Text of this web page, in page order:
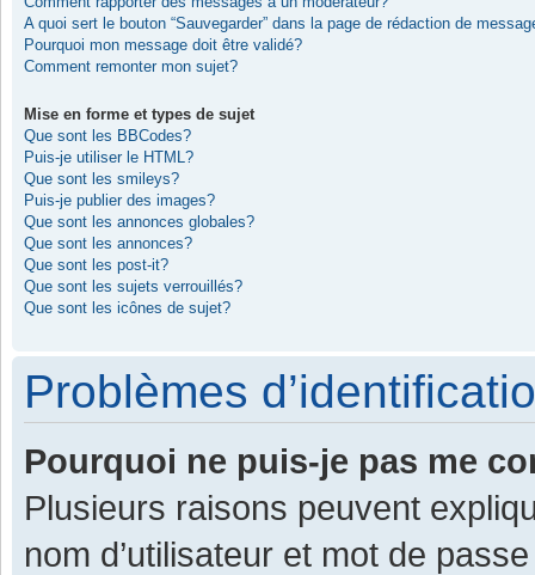
A quoi sert le bouton “Sauvegarder” dans la page de rédaction de
Pourquoi mon message doit être validé?
Comment remonter mon sujet?
Mise en forme et types de sujet
Que sont les BBCodes?
Puis-je utiliser le HTML?
Que sont les smileys?
Puis-je publier des images?
Que sont les annonces globales?
Que sont les annonces?
Que sont les post-it?
Que sont les sujets verrouillés?
Que sont les icônes de sujet?
Problèmes
Pourquoi ne puis-je pas me
Plusieurs raisons peuvent
nom d’utilisateur et mot de